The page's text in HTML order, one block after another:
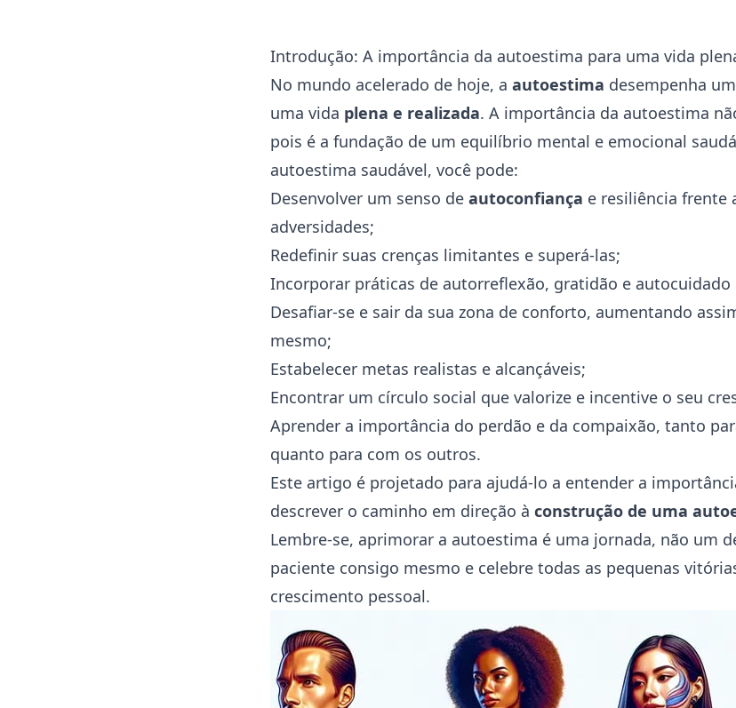
Introdução: A importância da autoestima para uma vida
No mundo acelerado de hoje, a autoestima desempenha
uma vida plena e realizada. A importância da autoestima
pois é a fundação de um equilíbrio mental e emocional
autoestima saudável, você pode:
Desenvolver um senso de autoconfiança e resiliência frente
adversidades;
Redefinir suas crenças limitantes e superá-las;
Incorporar práticas de autorreflexão, gratidão e
Desafiar-se e sair da sua zona de conforto, aumentando
mesmo;
Estabelecer metas realistas e alcançáveis;
Encontrar um círculo social que valorize e incentive o seu
Aprender a importância do perdão e da compaixão, tanto
quanto para com os outros.
Este artigo é projetado para ajudá-lo a entender a
descrever o caminho em direção à construção de uma
Lembre-se, aprimorar a autoestima é uma jornada, não um
paciente consigo mesmo e celebre todas as pequenas
crescimento pessoal.